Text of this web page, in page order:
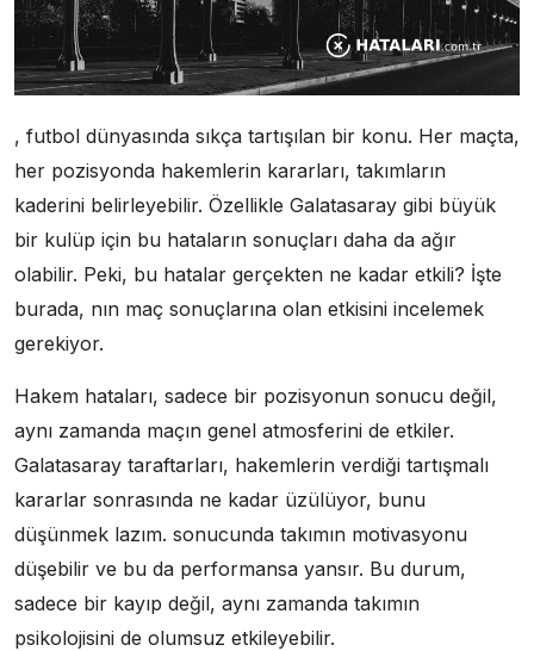
, futbol dünyasında sıkça tartışılan bir konu. Her maçta,
her pozisyonda hakemlerin kararları, takımların
kaderini belirleyebilir. Özellikle Galatasaray gibi büyük
bir kulüp için bu hataların sonuçları daha da ağır
olabilir. Peki, bu hatalar gerçekten ne kadar etkili? İşte
burada, nın maç sonuçlarına olan etkisini incelemek
gerekiyor.
Hakem hataları, sadece bir pozisyonun sonucu değil,
aynı zamanda maçın genel atmosferini de etkiler.
Galatasaray taraftarları, hakemlerin verdiği tartışmalı
kararlar sonrasında ne kadar üzülüyor, bunu
düşünmek lazım. sonucunda takımın motivasyonu
düşebilir ve bu da performansa yansır. Bu durum,
sadece bir kayıp değil, aynı zamanda takımın
psikolojisini de olumsuz etkileyebilir.